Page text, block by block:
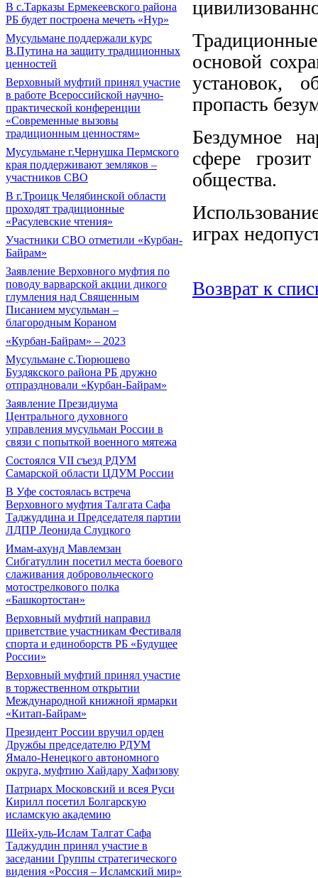
В с.Тарказы Ермекеевского района
РБ будет построена мечеть «Нур»
Мусульмане поддержали курс
В.Путина на защиту традиционных
ценностей
Верховный муфтий принял участие
в работе Всероссийской научно-
практической конференции
«Современные вызовы
традиционным ценностям»
Мусульмане г.Чернушка Пермского
края поддерживают земляков –
участников СВО
В г.Троицк Челябинской области
проходят традиционные
«Расулевские чтения»
Участники СВО отметили «Курбан-
Байрам»
Заявление Верховного муфтия по
поводу варварской акции дикого
глумления над Священным
Писанием мусульман –
благородным Кораном
«Курбан-Байрам» – 2023
Мусульмане с.Тюрюшево
Буздякского района РБ дружно
отпраздновали «Курбан-Байрам»
Заявление Президиума
Центрального духовного
управления мусульман России в
связи с попыткой военного мятежа
Состоялся VII съезд РДУМ
Самарской области ЦДУМ России
В Уфе состоялась встреча
Верховного муфтия Талгата Сафа
Таджуддина и Председателя партии
ЛДПР Леонида Слуцкого
Имам-ахунд Мавлемзан
Сибгатуллин посетил места боевого
слаживания добровольческого
мотострелкового полка
«Башкортостан»
Верховный муфтий направил
приветствие участникам Фестиваля
спорта и единоборств РБ «Будущее
России»
Верховный муфтий принял участие
в торжественном открытии
Международной книжной ярмарки
«Китап-Байрам»
Президент России вручил орден
Дружбы председателю РДУМ
Ямало-Ненецкого автономного
округа, муфтию Хайдару Хафизову
Патриарх Московский и всея Руси
Кирилл посетил Болгарскую
исламскую академию
Шейх-уль-Ислам Талгат Сафа
Таджуддин принял участие в
заседании Группы стратегического
видения «Россия – Исламский мир»
основой
установок,
пропасть
Бездумное
сфере
общества.
играх
Возврат к